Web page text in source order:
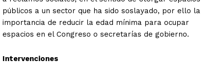
públicos a un sector que ha sido soslayado, por ello la
importancia de reducir la edad mínima para ocupar
espacios en el Congreso o secretarías de gobierno.
Intervenciones